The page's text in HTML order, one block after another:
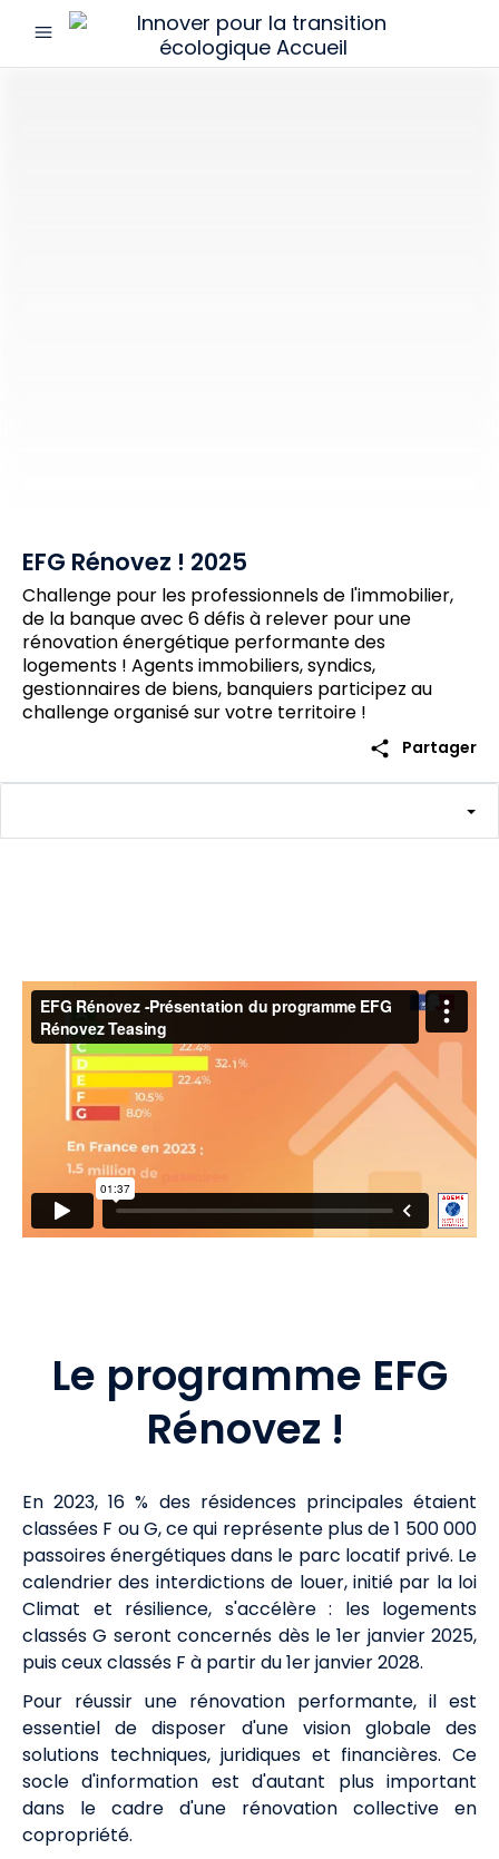
menu
Innover
EFG Rénovez ! 2025
Challenge pour les professionnels de l'immobilier,
de la banque avec 6 défis à relever pour une
rénovation énergétique performante des
logements ! Agents immobiliers, syndics,
gestionnaires de biens, banquiers participez au
challenge organisé sur votre territoire !
share Partager
Le programme EFG
Rénovez !
En 2023, 16 % des résidences principales étaient
classées F ou G, ce qui représente plus de 1 500 000
passoires énergétiques dans le parc locatif privé. Le
calendrier des interdictions de louer, initié par la loi
Climat et résilience, s'accélère : les logements
classés G seront concernés dès le 1er janvier 2025,
puis ceux classés F à partir du 1er janvier 2028.
Pour réussir une rénovation performante, il est
essentiel de disposer d'une vision globale des
solutions techniques, juridiques et financières. Ce
socle d'information est d'autant plus important
dans le cadre d'une rénovation collective en
copropriété.